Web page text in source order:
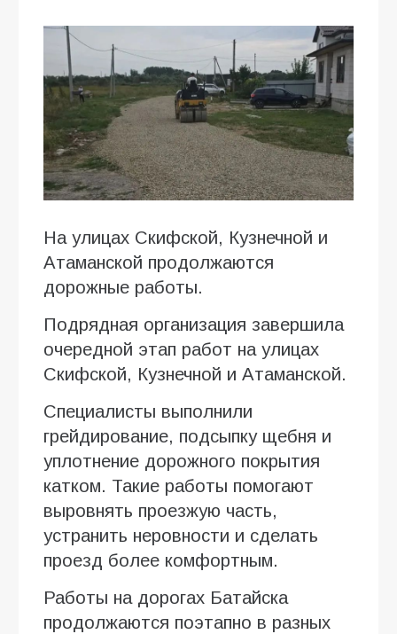
На улицах Скифской, Кузнечной и
Атаманской продолжаются
дорожные работы.
Подрядная организация завершила
очередной этап работ на улицах
Скифской, Кузнечной и Атаманской.
Специалисты выполнили
грейдирование, подсыпку щебня и
уплотнение дорожного покрытия
катком. Такие работы помогают
выровнять проезжую часть,
устранить неровности и сделать
проезд более комфортным.
Работы на дорогах Батайска
продолжаются поэтапно в разных